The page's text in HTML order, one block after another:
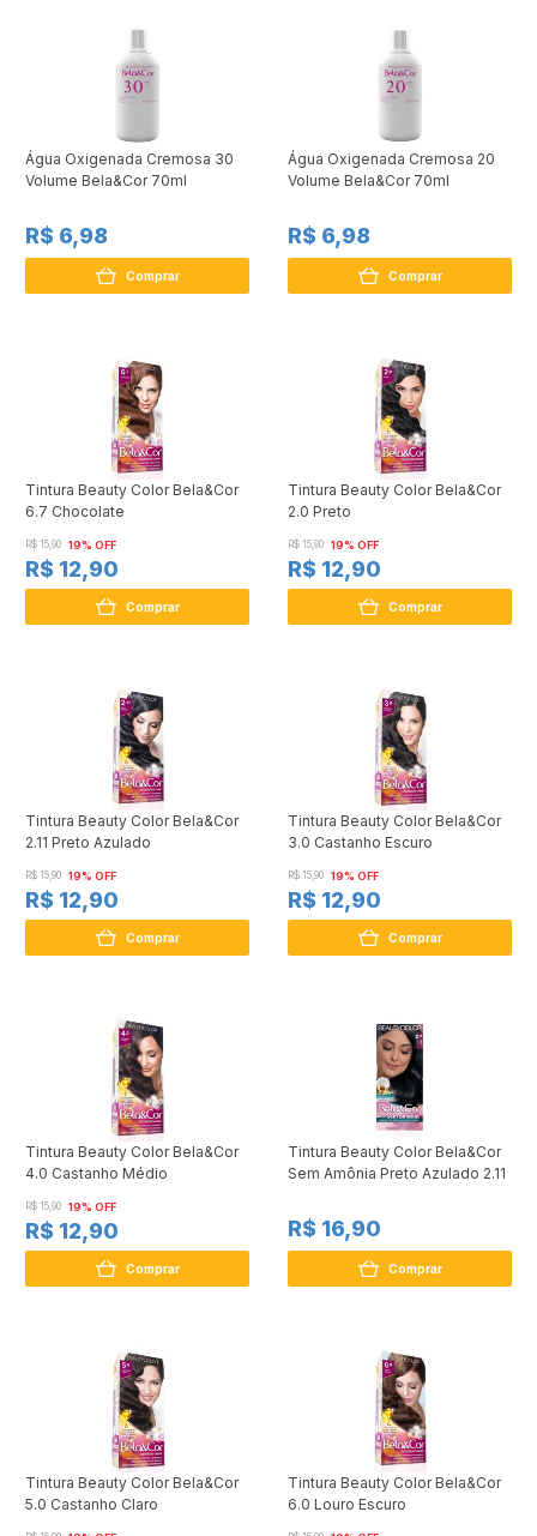
Água Oxigenada Cremosa 30
Volume Bela&Cor 70ml
R$ 6,98
Comprar
Água Oxigenada Cremosa 20
Volume Bela&Cor 70ml
R$ 6,98
Comprar
Tintura Beauty Color Bela&Cor
6.7 Chocolate
R$ 15,90 19% OFF
R$ 12,90
Comprar
Tintura Beauty Color Bela&Cor
2.0 Preto
R$ 15,90 19% OFF
R$ 12,90
Comprar
Tintura Beauty Color Bela&Cor
2.11 Preto Azulado
R$ 15,90 19% OFF
R$ 12,90
Comprar
Tintura Beauty Color Bela&Cor
3.0 Castanho Escuro
R$ 15,90 19% OFF
R$ 12,90
Comprar
Tintura Beauty Color Bela&Cor
4.0 Castanho Médio
R$ 15,90 19% OFF
R$ 12,90
Comprar
Tintura Beauty Color Bela&Cor
Sem Amônia Preto Azulado 2.11
R$ 16,90
Comprar
Tintura Beauty Color Bela&Cor
5.0 Castanho Claro
Tintura Beauty Color Bela&Cor
6.0 Louro Escuro